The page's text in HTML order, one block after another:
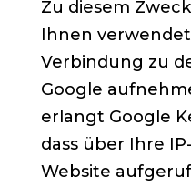
Zu diesem
Ihnen
Verbindung zu
Google
erlangt Google
dass über Ihre
Website